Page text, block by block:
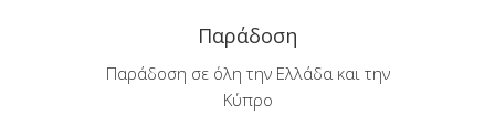
Παράδοση
Παράδοση σε όλη την Ελλάδα και την
Κύπρο